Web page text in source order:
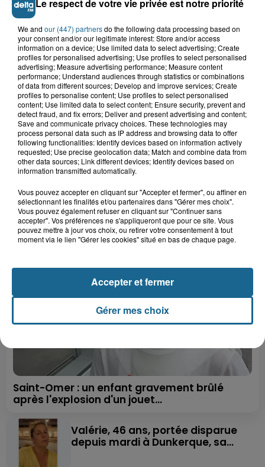
LE TOP DE L'ACTU
Saint-Omer : un enfant gravement brûlé
après l'explosion d'un jouet...
Valérie, 46 ans, portée disparue
depuis mardi à Dunkerque, sa...
Le respect de votre vie privée est notre priorité
We and our (447) partnersdo the following data processing based on
your consent and/or our legitimate interest: Store and/or access
information on a device; Use limited data to select advertising; Create
profiles for personalised advertising; Use profiles to select personalised
advertising; Measure advertising performance; Measure content
performance; Understand audiences through statistics or combinations
of data from different sources; Develop and improve services; Create
profiles to personalise content; Use profiles to select personalised
content; Use limited data to select content; Ensure security, prevent and
detect fraud, and fix errors; Deliver and present advertising and content;
Save and communicate privacy choices. These technologies may
process personal data such as IP address and browsing data to offer
following functionalities: Identify devices based on information actively
requested; Use precise geolocation data; Match and combine data from
other data sources; Link different devices; Identify devices based on
information transmitted automatically.
Vous pouvez accepter en cliquant sur "Accepter et fermer", ou affiner en
sélectionnant les finalités et/ou partenaires dans "Gérer mes choix".
Vous pouvez également refuser en cliquant sur "Continuer sans
accepter". Vos préférences ne s'appliqueront que pour ce site. Vous
pouvez mettre à jour vos choix, ou retirer votre consentement à tout
moment via le lien "Gérer les cookies" situé en bas de chaque page.
Gérer mes choix
Accepter et fermer